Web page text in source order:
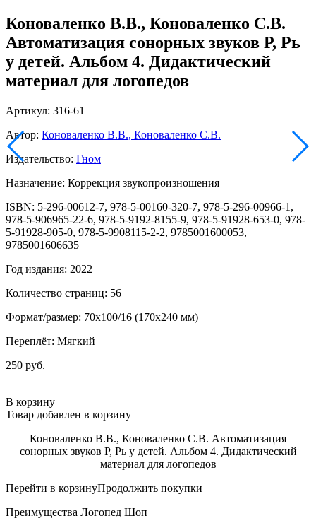
Коноваленко В.В., Коноваленко С.В.
Автоматизация сонорных звуков Р, Рь
у детей. Альбом 4. Дидактический
материал для логопедов
Артикул: 316-61
Автор: Коноваленко В.В., Коноваленко С.В.
Издательство: Гном
Назначение: Коррекция звукопроизношения
ISBN: 5-296-00612-7, 978-5-00160-320-7, 978-5-296-00966-1,
978-5-906965-22-6, 978-5-9192-8155-9, 978-5-91928-653-0, 978-
5-91928-905-0, 978-5-9908115-2-2, 9785001600053,
9785001606635
Год издания: 2022
Количество страниц: 56
Формат/размер: 70x100/16 (170x240 мм)
Переплёт: Мягкий
250 руб.
В корзину
Товар добавлен в корзину
Коноваленко В.В., Коноваленко С.В. Автоматизация
сонорных звуков Р, Рь у детей. Альбом 4. Дидактический
материал для логопедов
Перейти в корзинуПродолжить покупки
Преимущества Логопед Шоп